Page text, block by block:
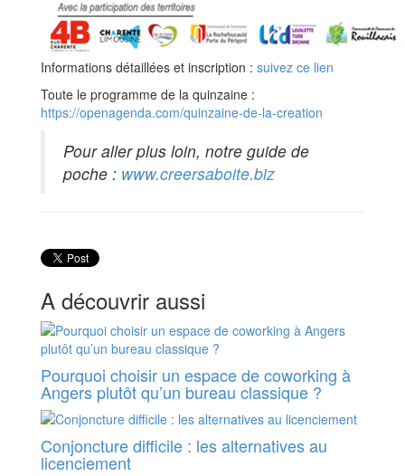
Informations détaillées et inscription : suivez ce lien
Toute le programme de la quinzaine :
https://openagenda.com/quinzaine-de-la-creation
Pour aller plus loin, notre guide de
poche : www.creersaboite.biz
A découvrir aussi
Pourquoi choisir un espace de coworking à
Angers plutôt qu’un bureau classique ?
Conjoncture difficile : les alternatives au
licenciement